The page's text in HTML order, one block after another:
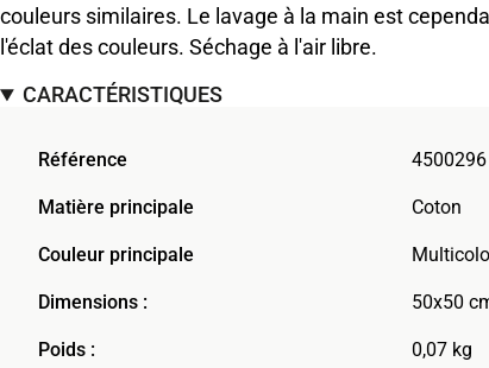
couleurs similaires. Le lavage à la main est
l'éclat des couleurs. Séchage à l'air libre.
CARACTÉRISTIQUES
Référence 4500296
Matière principale Coton
Couleur principale
Dimensions : 50x50
Poids : 0,07 kg